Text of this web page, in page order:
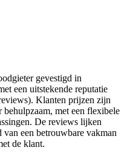
gevestigd in
een uitstekende reputatie
Klanten prijzen zijn
behulpzaam, met een flexibele
De reviews lijken
van een betrouwbare vakman
de klant.